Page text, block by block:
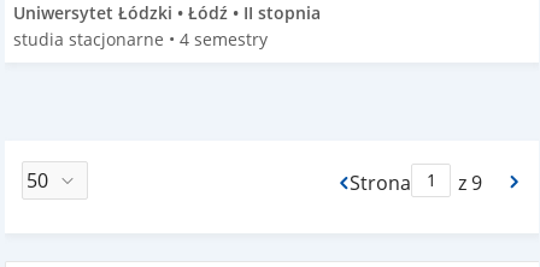
Uniwersytet Łódzki • Łódź • II stopnia
studia stacjonarne • 4 semestry
Strona
Max Stronaz 9